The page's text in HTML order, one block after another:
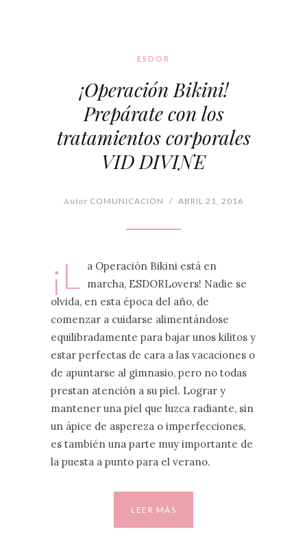
ESDOR
¡Operación Bikini!
Prepárate con los
tratamientos corporales
VID DIVINE
Autor COMUNICACION / ABRIL 21, 2016
¡L
a Operación Bikini está en
marcha, ESDORLovers! Nadie se
olvida, en esta época del año, de
comenzar a cuidarse alimentándose
equilibradamente para bajar unos kilitos y
estar perfectas de cara a las vacaciones o
de apuntarse al gimnasio, pero no todas
prestan atención a su piel. Lograr y
mantener una piel que luzca radiante, sin
un ápice de aspereza o imperfecciones,
es también una parte muy importante de
la puesta a punto para el verano.
LEER MÁS